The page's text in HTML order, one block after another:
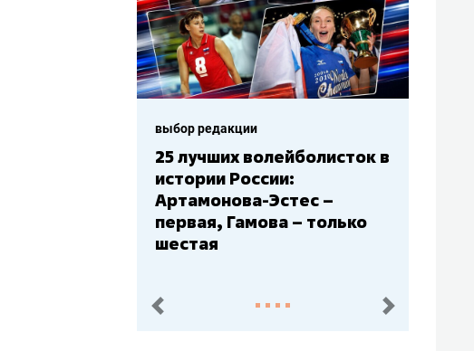
выбор редакции
Бюджеты клубов КХЛ: СКА
– главный мажор, «Ак
Барс» – второй, «Салават
Юлаев» – середняк
пред. след.